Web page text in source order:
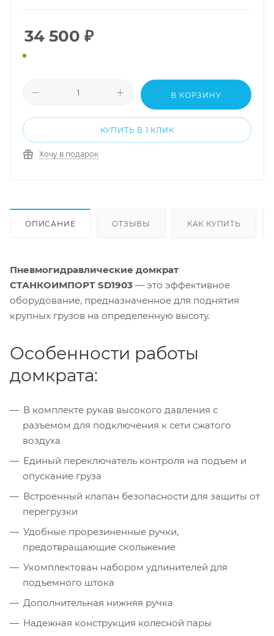
34 500 ₽
В КОРЗИНУ
КУПИТЬ В 1 КЛИК
Хочу в подарок
ОПИСАНИЕ ОТЗЫВЫ КАК КУПИТЬ
Пневмогидравлические домкрат
СТАНКОИМПОРТ SD1903 — это эффективное
оборудование, предназначенное для поднятия
крупных грузов на определенную высоту.
Особенности работы
домкрата:
В комплекте рукав высокого давления с
разъемом для подключения к сети сжатого
воздуха
Единый переключатель контроля на подъем и
опускание груза
Встроенный клапан безопасности для защиты от
перегрузки
Удобные прорезиненные ручки,
предотвращающие скольжение
Укомплектован набором удлинителей для
подъемного штока
Дополнительная нижняя ручка
Надежная конструкция колесной пары